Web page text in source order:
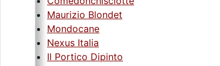
Maurizio Blondet
Mondocane
Nexus Italia
Il Portico Dipinto